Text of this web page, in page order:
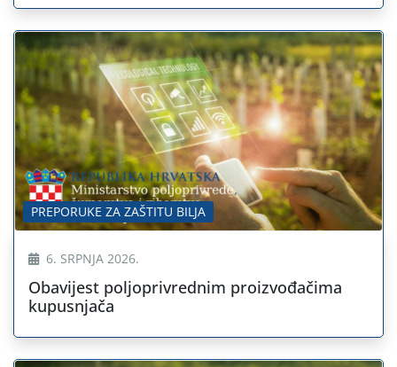
PREPORUKE ZA ZAŠTITU BILJA
6. SRPNJA 2026.
Obavijest poljoprivrednim proizvođačima
kupusnjača